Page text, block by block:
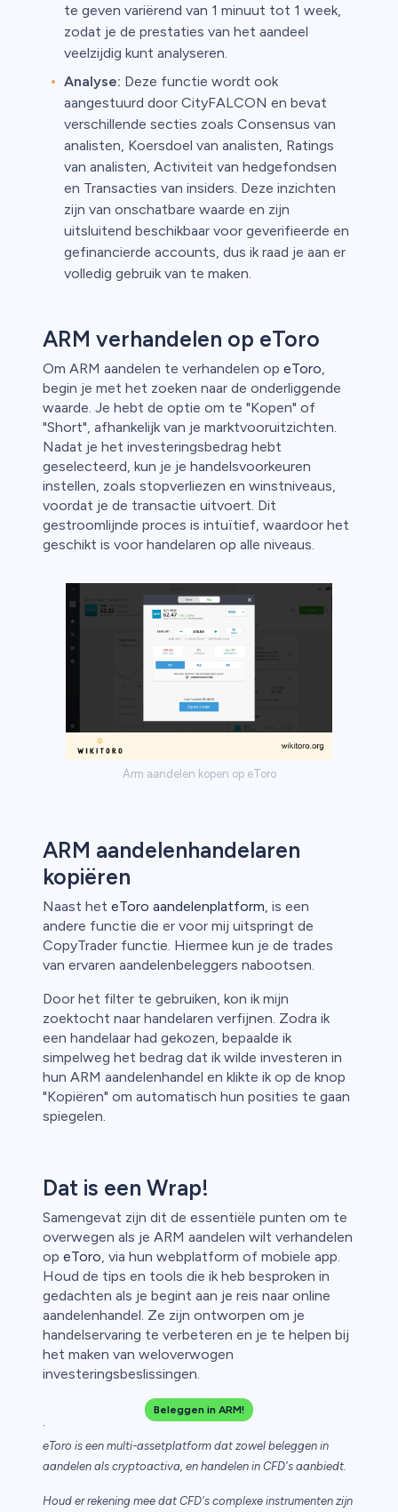
te geven variërend van 1 minuut tot 1 week,
zodat je de prestaties van het aandeel
veelzijdig kunt analyseren.
Analyse: Deze functie wordt ook
aangestuurd door CityFALCON en bevat
verschillende secties zoals Consensus van
analisten, Koersdoel van analisten, Ratings
van analisten, Activiteit van hedgefondsen
en Transacties van insiders. Deze inzichten
zijn van onschatbare waarde en zijn
uitsluitend beschikbaar voor geverifieerde en
gefinancierde accounts, dus ik raad je aan er
volledig gebruik van te maken.
ARM verhandelen op eToro
Om ARM aandelen te verhandelen op eToro,
begin je met het zoeken naar de onderliggende
waarde. Je hebt de optie om te "Kopen" of
"Short", afhankelijk van je marktvooruitzichten.
Nadat je het investeringsbedrag hebt
geselecteerd, kun je je handelsvoorkeuren
instellen, zoals stopverliezen en winstniveaus,
voordat je de transactie uitvoert. Dit
gestroomlijnde proces is intuïtief, waardoor het
geschikt is voor handelaren op alle niveaus.
Arm aandelen kopen op eToro
ARM aandelenhandelaren
kopiëren
Naast het eToro aandelenplatform, is een
andere functie die er voor mij uitspringt de
CopyTrader functie. Hiermee kun je de trades
van ervaren aandelenbeleggers nabootsen.
Door het filter te gebruiken, kon ik mijn
zoektocht naar handelaren verfijnen. Zodra ik
een handelaar had gekozen, bepaalde ik
simpelweg het bedrag dat ik wilde investeren in
hun ARM aandelenhandel en klikte ik op de knop
"Kopiëren" om automatisch hun posities te gaan
spiegelen.
Dat is een Wrap!
Samengevat zijn dit de essentiële punten om te
overwegen als je ARM aandelen wilt verhandelen
op eToro, via hun webplatform of mobiele app.
Houd de tips en tools die ik heb besproken in
gedachten als je begint aan je reis naar online
aandelenhandel. Ze zijn ontworpen om je
handelservaring te verbeteren en je te helpen bij
het maken van weloverwogen
investeringsbeslissingen.
Beleggen in ARM!
.
eToro is een multi-assetplatform dat zowel beleggen in
aandelen als cryptoactiva, en handelen in CFD's aanbiedt.
Houd er rekening mee dat CFD's complexe instrumenten zijn